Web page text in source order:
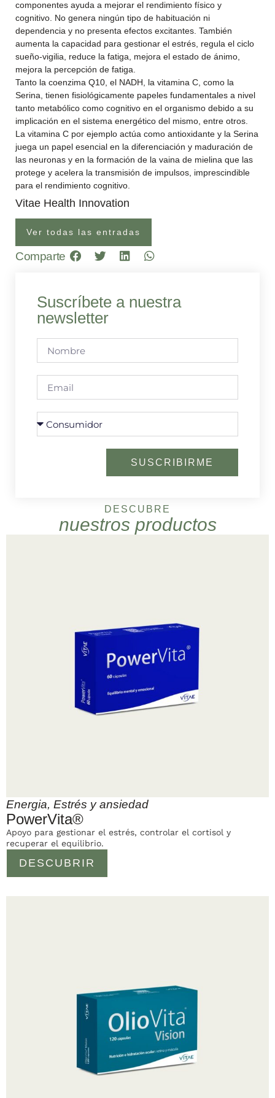
componentes ayuda a mejorar el rendimiento físico y
cognitivo. No genera ningún tipo de habituación ni
dependencia y no presenta efectos excitantes. También
aumenta la capacidad para gestionar el estrés, regula el ciclo
sueño-vigilia, reduce la fatiga, mejora el estado de ánimo,
mejora la percepción de fatiga.
Tanto la coenzima Q10, el NADH, la vitamina C, como la
Serina, tienen fisiológicamente papeles fundamentales a nivel
tanto metabólico como cognitivo en el organismo debido a su
implicación en el sistema energético del mismo, entre otros.
La vitamina C por ejemplo actúa como antioxidante y la Serina
juega un papel esencial en la diferenciación y maduración de
las neuronas y en la formación de la vaina de mielina que las
protege y acelera la transmisión de impulsos, imprescindible
para el rendimiento cognitivo.
Vitae Health Innovation
Ver todas las entradas
Comparte
Suscríbete a nuestra
newsletter
SUSCRIBIRME
DESCUBRE
nuestros productos
Energia, Estrés y ansiedad
PowerVita®
DESCUBRIR
Apoyo para gestionar el estrés, controlar el cortisol y
recuperar el equilibrio.